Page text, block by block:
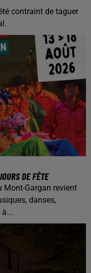
contraint de taguer
DE FÊTE
Mont-Gargan revient
danses,